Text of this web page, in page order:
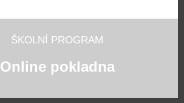
ŠKOLNÍ PROGRAM
Online pokladna